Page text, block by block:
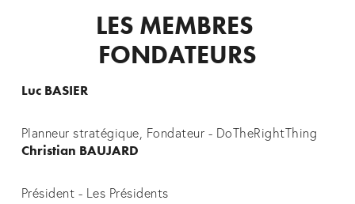
LES MEMBRES
FONDATEURS
Luc BASIER
Planneur stratégique, Fondateur - DoTheRightThing
Christian BAUJARD
Président - Les Présidents